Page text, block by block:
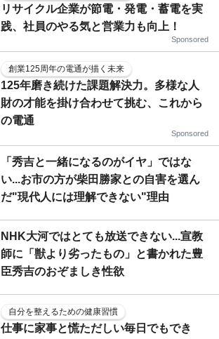
リサイクル企業が節電・発電・蓄電を実
践、社員のやる気と営業力も向上！
Sponsored
創業125周年の電通が描く未来
125年磨き続けた課題解決力。多様な人
財の才能を掛け合わせて挑む、これから
の電通
Sponsored
「秀吉と一緒になるのがイヤ」ではな
い...お市の方が柴田勝家との自害を選ん
だ"現代人には理解できない"理由
NHK大河ではとても放送できない...宣教
師に「獣より劣ったもの」と書かれた豊
臣秀吉のおぞましき性欲
自分を整えるための健康習慣
仕事に家事と慌ただしい毎日でもでき